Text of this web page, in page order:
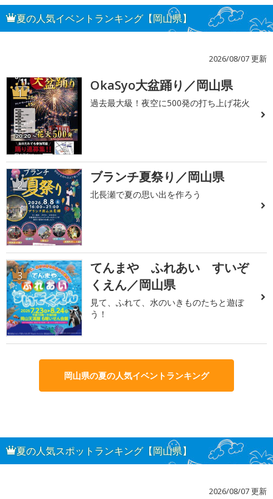
夏の人気イベントランキング【岡山県】
2026/08/07 更新
1 OkaSyo大盆踊り／岡山県
過去最大級！夜空に500発の打ち上げ花火
2 ブランチ夏祭り／岡山県
北長瀬で夏の思い出を作ろう
3
てんまや ふれあい すいぞ
くえん／岡山県
見て、ふれて、水のいきものたちと遊ぼ
う！
岡山県の夏の人気イベントランキング
夏の人気スポットランキング【岡山県】
2026/08/07 更新